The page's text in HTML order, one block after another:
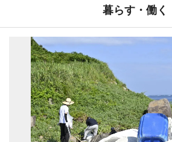
暮らす・働く